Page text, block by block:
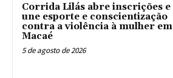
Corrida Lilás abre inscrições e
une esporte e conscientização
contra a violência à mulher em
Macaé
5 de agosto de 2026